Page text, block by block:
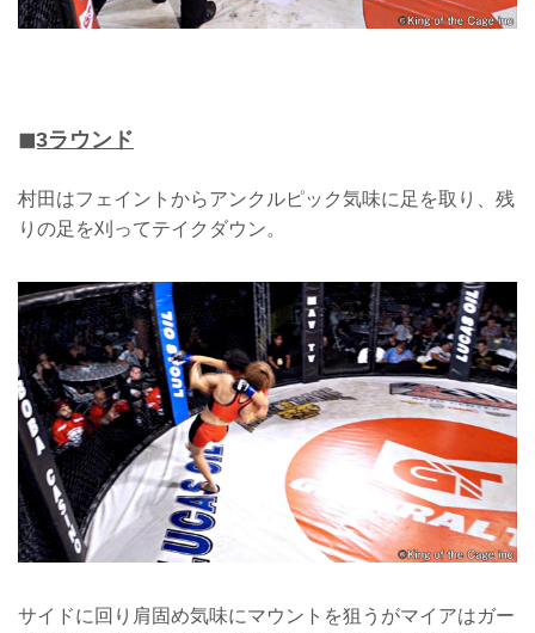
◼︎3ラウンド
村田はフェイントからアンクルピック気味に足を取り、残
りの足を刈ってテイクダウン。
サイドに回り肩固め気味にマウントを狙うがマイアはガー